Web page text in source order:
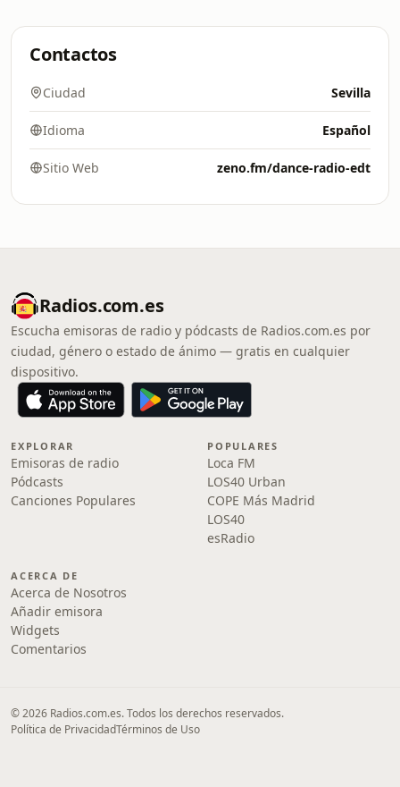
Contactos
Ciudad Sevilla
Idioma Español
Sitio Web zeno.fm/dance-radio-edt
Radios.com.es
Escucha emisoras de radio y pódcasts de Radios.com.es por
ciudad, género o estado de ánimo — gratis en cualquier
dispositivo.
EXPLORAR
Emisoras de radio
Pódcasts
Canciones Populares
POPULARES
Loca FM
LOS40 Urban
COPE Más Madrid
LOS40
esRadio
ACERCA DE
Acerca de Nosotros
Añadir emisora
Widgets
Comentarios
© 2026 Radios.com.es. Todos los derechos reservados.
Política de PrivacidadTérminos de Uso